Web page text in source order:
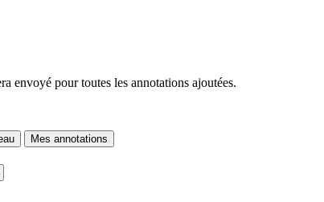
envoyé pour toutes les annotations ajoutées.
Mes annotations